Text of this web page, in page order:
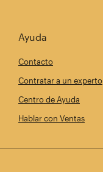
Ayuda
Contacto
Contratar a un experto
Centro de Ayuda
Hablar con Ventas